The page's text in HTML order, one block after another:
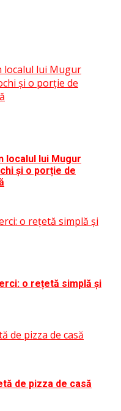
localul lui Mugur
și o porție de
localul lui Mugur
și o porție de
o rețetă simplă și
o rețetă simplă și
de pizza de casă
de pizza de casă